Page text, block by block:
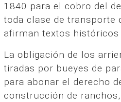
1840 para el cobro del
toda clase de transporte
afirman textos históricos
La obligación de los
tiradas por bueyes de
para abonar el derecho
construcción de